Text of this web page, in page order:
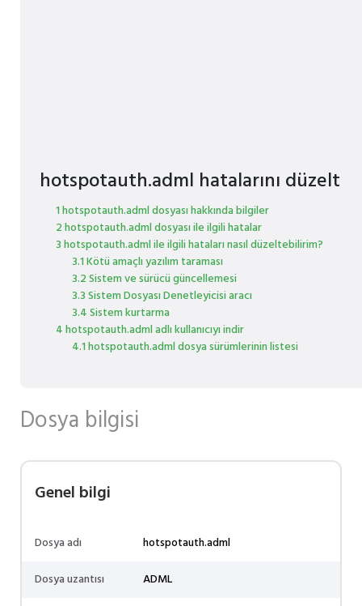
hotspotauth.adml hatalarını düzelt
1 hotspotauth.adml dosyası hakkında bilgiler
2 hotspotauth.adml dosyası ile ilgili hatalar
3 hotspotauth.adml ile ilgili hataları nasıl düzeltebilirim?
3.1 Kötü amaçlı yazılım taraması
3.2 Sistem ve sürücü güncellemesi
3.3 Sistem Dosyası Denetleyicisi aracı
3.4 Sistem kurtarma
4 hotspotauth.adml adlı kullanıcıyı indir
4.1 hotspotauth.adml dosya sürümlerinin listesi
Dosya bilgisi
Genel bilgi
Dosya adı
hotspotauth.adml
Dosya uzantısı
ADML